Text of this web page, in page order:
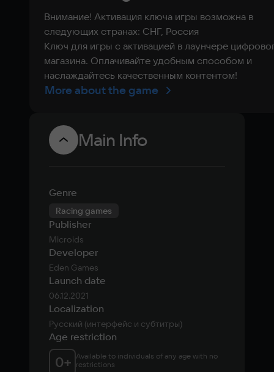
Внимание! Активация ключа игры возможна в
следующих странах: СНГ, Россия
Ключ для игры с активацией в лаунчере
магазина. Оплачивайте удобным способом и
наслаждайтесь качественным контентом!
More about the game
Main Info
Genre
Racing games
Publisher
Microids
Developer
Eden Games
Launch date
06.12.2021
Localization
Русский (интерфейс и субтитры)
Age restriction
0+ Available to individuals of any age with no
restrictions